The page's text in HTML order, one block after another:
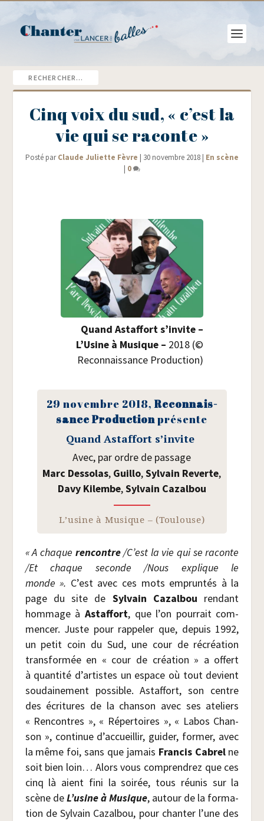
Cinq voix du sud, « c’est la
vie qui se raconte »
Posté parClaude Juliette Fèvre | 30 novembre 2018 | En scène
| 0
Quand Astaf­fort s’invite –
L’Usine à Musique – 2018 (©
Recon­nais­sance Production)
29 novembre 2018,Recon­nais­
sance Pro­duc­tionpré­sente
Quand Astaf­fort s’invite
Avec, par ordre de passage
Marc Des­so­las, Guillo,Syl­vain Reverte,
Davy Kilembe,Syl­vain Cazalbou
L’usine à Musique – (Tou­louse)
« A chaque ren­contre/​C’est la vie qui se raconte
/​Et chaque seconde /​Nous explique le
monde ». C’est avec ces mots emprun­tés à la
page du site de Syl­vain Cazal­bou ren­dant
hom­mage à Astaf­fort, que l’on pour­rait com­
men­cer. Juste pour rap­pe­ler que, depuis 1992,
un petit coin du Sud, une cour de récréa­tion
trans­for­mée en « cour de créa­tion » a offert
à quan­ti­té d’artistes un espace où tout devient
sou­dai­ne­ment pos­sible. Astaf­fort, son centre
des écri­tures de la chan­son avec ses ate­liers
« Ren­contres », « Réper­toires », « Labos Chan­
son », conti­nue d’accueillir, gui­der, for­mer, avec
la même foi, sans que jamais Fran­cis Cabrelne
soit bien loin… Alors vous com­pren­drez que ces
cinq là aient fini la soi­rée, tous réunis sur la
scène deL’usine à Musique, autour de la for­ma­
tion de Syl­vain Cazal­bou, pour chan­ter l’une des